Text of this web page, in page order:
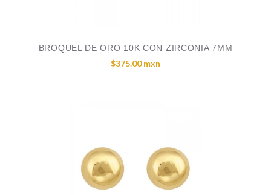
BROQUEL DE ORO 10K CON ZIRCONIA 7MM
$375.00 mxn